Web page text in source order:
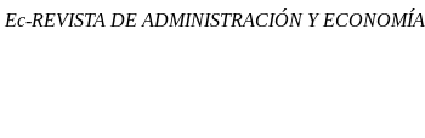
Ec-REVISTA DE ADMINISTRACIÓN Y ECONOMÍA